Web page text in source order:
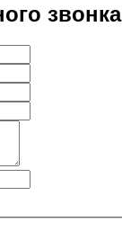
звонка